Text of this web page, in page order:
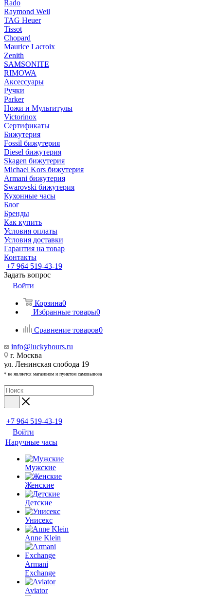
Rado
Raymond Weil
TAG Heuer
Tissot
Chopard
Maurice Lacroix
Zenith
SAMSONITE
RIMOWA
Аксессуары
Ручки
Parker
Ножи и Мультитулы
Victorinox
Сертификаты
Бижутерия
Fossil бижутерия
Diesel бижутерия
Skagen бижутерия
Michael Kors бижутерия
Armani бижутерия
Swarovski бижутерия
Кухонные часы
Блог
Бренды
Как купить
Условия оплаты
Условия доставки
Гарантия на товар
Контакты
+7 964 519-43-19
Задать вопрос
Войти
Корзина0
Избранные товары0
Сравнение товаров0
info@luckyhours.ru
г. Москва
ул. Ленинская слобода 19
* не является магазином и пунктом самовывоза
+7 964 519-43-19
Войти
Наручные часы
Мужские
Женские
Детские
Унисекс
Anne Klein
Armani
Exchange
Aviator